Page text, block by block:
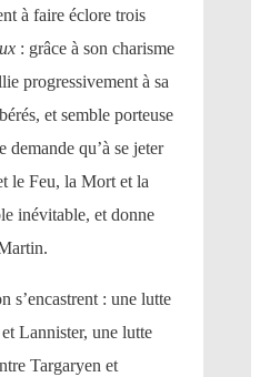
à faire éclore trois
: grâce à son charisme
progressivement à sa
et semble porteuse
demande qu’à se jeter
le Feu, la Mort et la
inévitable, et donne
s’encastrent : une lutte
Lannister, une lutte
Targaryen et